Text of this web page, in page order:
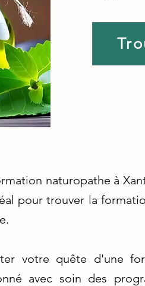
naturopathe à
pour trouver la
votre quête d'une
avec soin des